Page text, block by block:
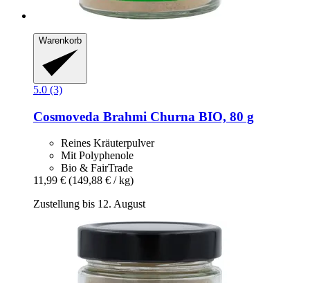
Warenkorb
5.0 (3)
Cosmoveda Brahmi Churna BIO, 80 g
Reines Kräuterpulver
Mit Polyphenole
Bio & FairTrade
11,99 € (149,88 € / kg)
Zustellung bis 12. August